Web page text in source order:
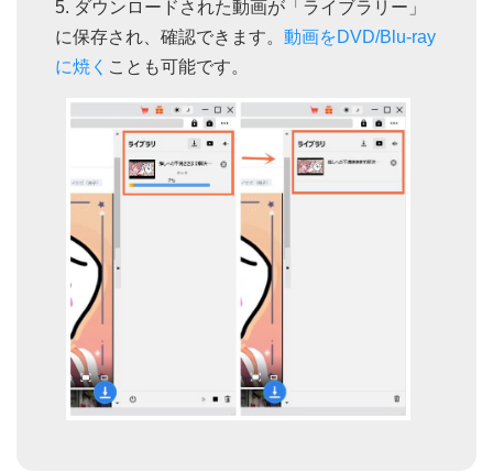
ダウンロードされた動画が「ライブラリー」
に保存され、確認できます。 動画をDVD/Blu-ray
に焼く ことも可能です。